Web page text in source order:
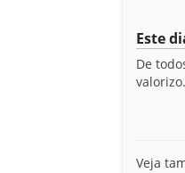
Este
De
Veja